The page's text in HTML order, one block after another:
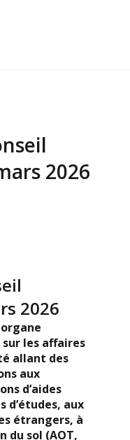
2026
2026
les affaires
allant des
aux
d’aides
d’études, aux
étrangers, à
du sol (AOT,